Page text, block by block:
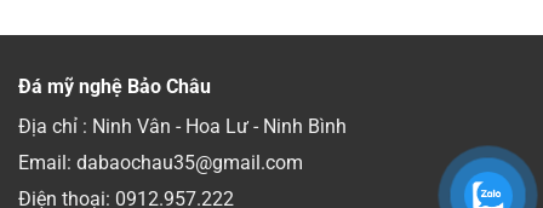
Đá mỹ nghệ Bảo Châu
Địa chỉ : Ninh Vân - Hoa Lư - Ninh Bình
Email: dabaochau35@gmail.com
Điện thoại: 0912.957.222